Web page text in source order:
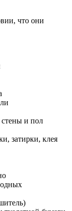
что они
стены и пол
затирки, клея